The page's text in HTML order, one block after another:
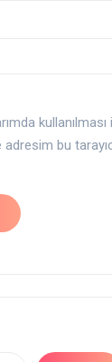
kullanılması
bu